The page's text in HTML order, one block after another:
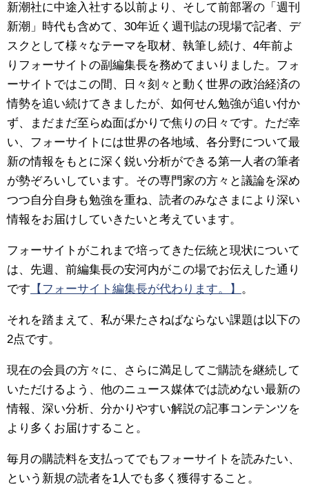
新潮社に中途入社する以前より、そして前部署の「週刊
新潮」時代も含めて、30年近く週刊誌の現場で記者、デ
スクとして様々なテーマを取材、執筆し続け、4年前よ
りフォーサイトの副編集長を務めてまいりました。フォ
ーサイトではこの間、日々刻々と動く世界の政治経済の
情勢を追い続けてきましたが、如何せん勉強が追い付か
ず、まだまだ至らぬ面ばかりで焦りの日々です。ただ幸
い、フォーサイトには世界の各地域、各分野について最
新の情報をもとに深く鋭い分析ができる第一人者の筆者
が勢ぞろいしています。その専門家の方々と議論を深め
つつ自分自身も勉強を重ね、読者のみなさまにより深い
情報をお届けしていきたいと考えています。
フォーサイトがこれまで培ってきた伝統と現状について
は、先週、前編集長の安河内がこの場でお伝えした通り
です 【フォーサイト編集長が代わります。】 。
それを踏まえて、私が果たさねばならない課題は以下の
2点です。
現在の会員の方々に、さらに満足してご購読を継続して
いただけるよう、他のニュース媒体では読めない最新の
情報、深い分析、分かりやすい解説の記事コンテンツを
より多くお届けすること。
毎月の購読料を支払ってでもフォーサイトを読みたい、
という新規の読者を1人でも多く獲得すること。